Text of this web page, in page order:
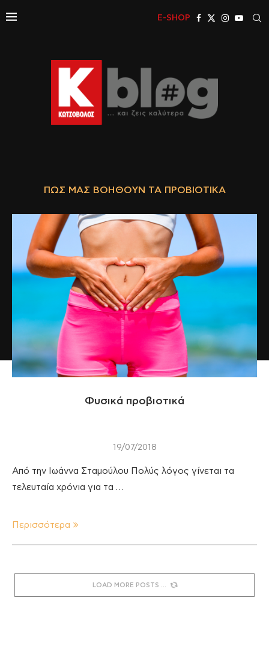
E-SHOP
ΠΏΣ ΜΑΣ ΒΟΗΘΟΎΝ ΤΑ ΠΡΟΒΙΟΤΙΚΆ
Φυσικά προβιοτικά
19/07/2018
Από την Ιωάννα Σταμούλου Πολύς λόγος γίνεται τα
τελευταία χρόνια για τα …
Περισσότερα
LOAD MORE POSTS